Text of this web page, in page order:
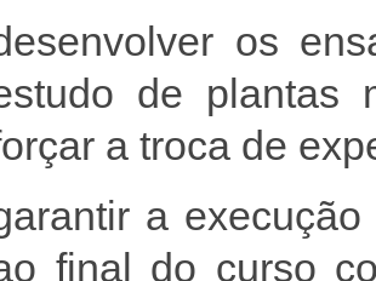
os
de plantas
a troca de
a
final do curso